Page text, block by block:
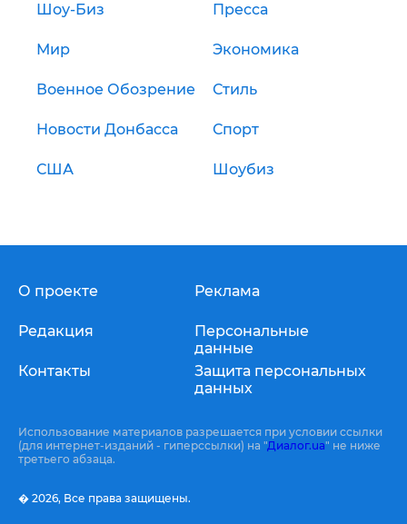
Шоу-Биз Пресса
Мир Экономика
Военное Обозрение Стиль
Новости Донбасса Спорт
США Шоубиз
О проекте
Редакция
Контакты
Реклама
Персональные
данные
Защита персональных
данных
Использование материалов разрешается при условии ссылки
(для интернет-изданий - гиперссылки) на "Диалог.ua" не ниже
третьего абзаца.
� 2026, Все права защищены.